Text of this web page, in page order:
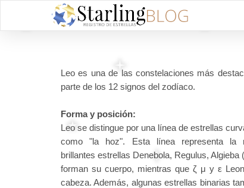
Leo es una de las constelaciones más
parte de los 12 signos del zodíaco.
Forma y posición:
Leo se distingue por una línea de estrellas
como "la hoz". Esta línea representa la
brillantes estrellas Denebola, Regulus, Algieba
forman su cuerpo, mientras que ζ μ y ε
cabeza. Además, algunas estrellas binarias